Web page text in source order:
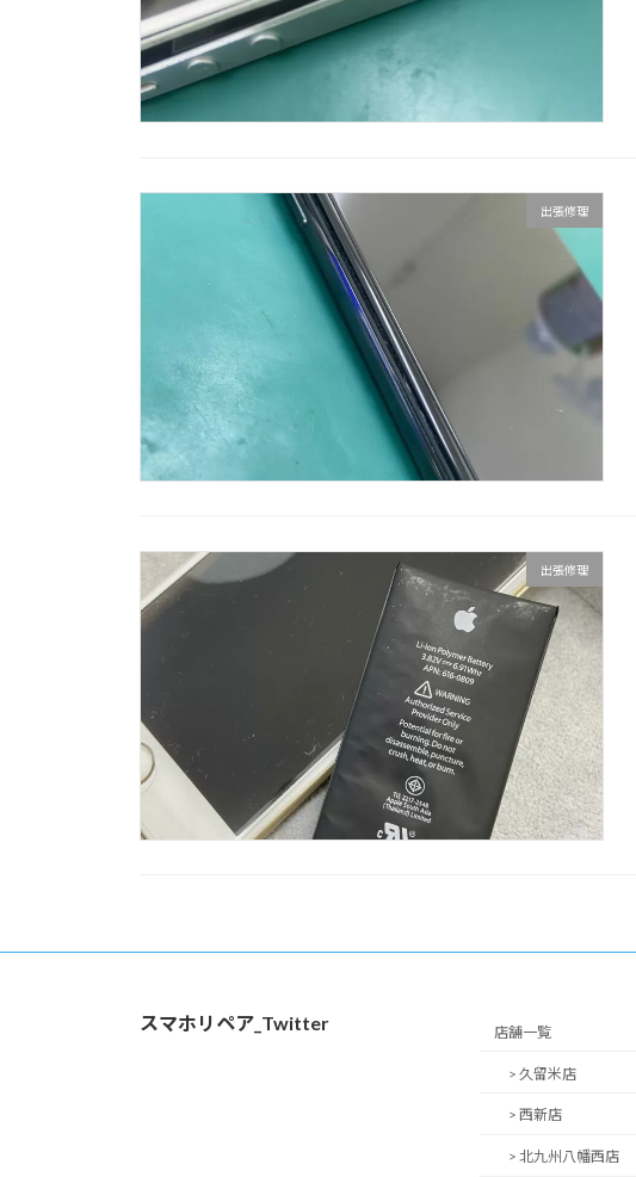
出張修理
出張修理
スマホリペア_Twitter 店舗一覧
> 久留米店
> 西新店
> 北九州八幡西店